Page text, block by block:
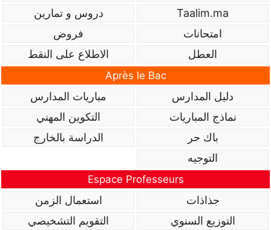
Taalim.ma
دروس و تمارين
امتحانات
فروض
العطل
الاطلاع على النقط
Après le Bac
دليل المدارس
مباريات المدارس
نماذج المباريات
التكوين المهني
باك حر
الدراسة بالخارج
التوجيه
Espace Professeurs
جذاذات
استعمال الزمن
التوزيع السنوي
التقويم التشخيصي